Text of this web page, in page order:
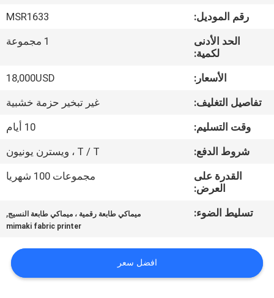
حول
في
المعمل
ضبط
الجودة
اتصل
أخبار
رقم الموديل:
MSR1633
الحد الأدنى
لكمية:
1 مجموعة
الأسعار:
18,000USD
تفاصيل التغليف:
غير تبخير حزمة خشبية
وقت التسليم:
10 أيام
شروط الدفع:
T / T ، ويسترن يونيون
القدرة على
العرض:
مجموعات 100 شهريا
تسليط الضوء: ميماكي طابعة رقمية ، ميماكي طابعة النسيج,
mimaki fabric printer
افضل سعر